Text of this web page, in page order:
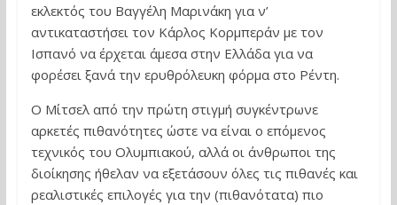
εκλεκτός του Βαγγέλη Μαρινάκη για ν’
αντικαταστήσει τον Κάρλος Κορμπεράν με τον
Ισπανό να έρχεται άμεσα στην Ελλάδα για να
φορέσει ξανά την ερυθρόλευκη φόρμα στο Ρέντη.
Ο Μίτσελ από την πρώτη στιγμή συγκέντρωνε
αρκετές πιθανότητες ώστε να είναι ο επόμενος
τεχνικός του Ολυμπιακού, αλλά οι άνθρωποι της
διοίκησης ήθελαν να εξετάσουν όλες τις πιθανές και
ρεαλιστικές επιλογές για την (πιθανότατα) πιο